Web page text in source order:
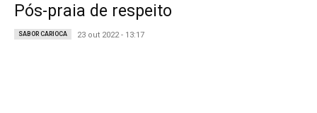
Pós-praia de respeito
SABOR CARIOCA 23 out 2022 - 13:17